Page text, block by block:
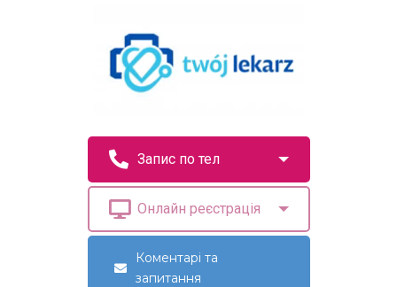
Коментарі та
запитання